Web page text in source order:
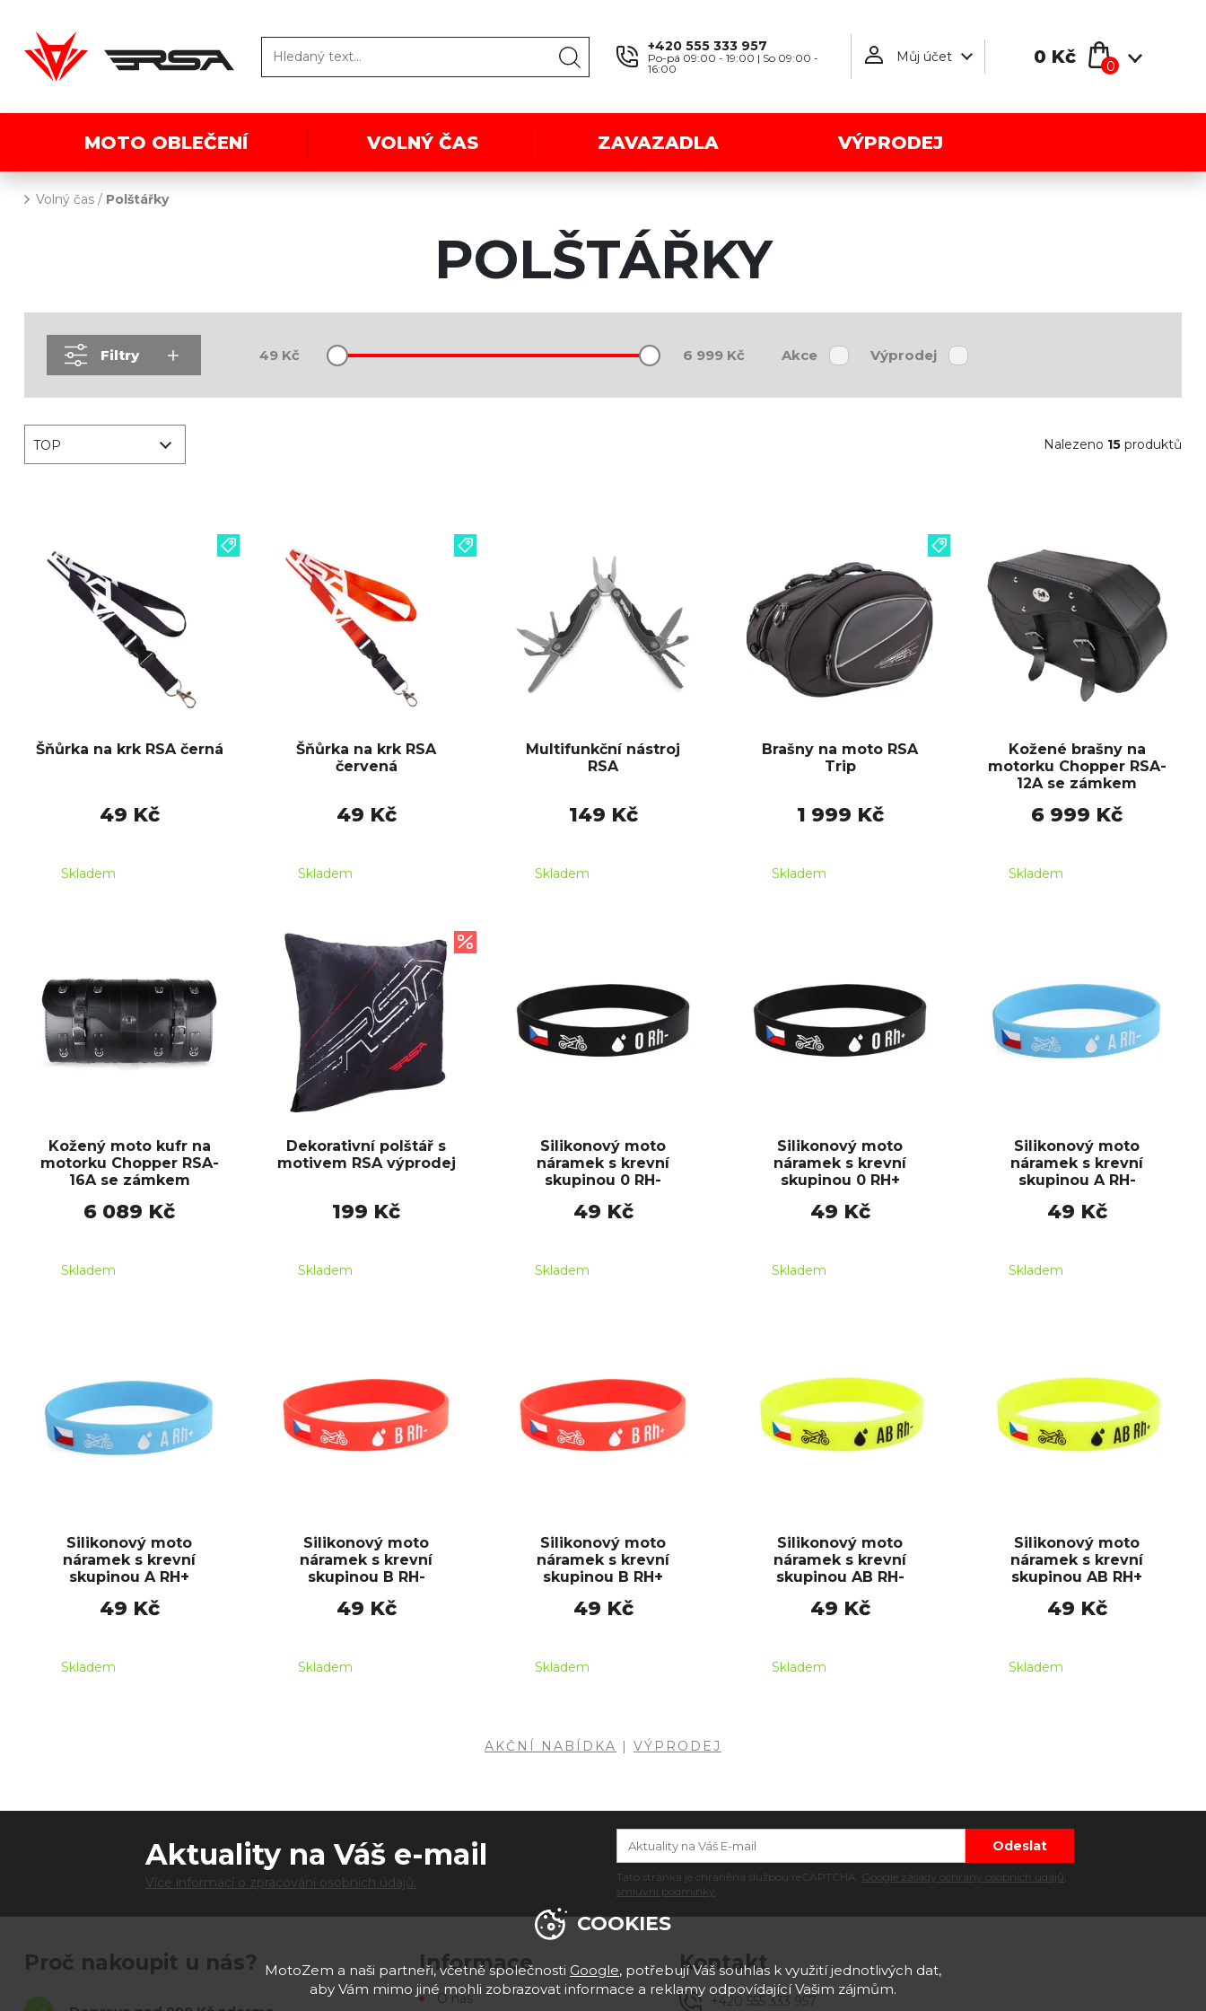
+420 555 333 957
Po-pá 09:00 - 19:00 | So 09:00 -
16:00
Můj účet 0 Kč 0
MOTO OBLEČENÍ VOLNÝ ČAS ZAVAZADLA VÝPRODEJ
Volný čas / Polštářky
POLŠTÁŘKY
Filtry 49 Kč 6 999 Kč Akce Výprodej
Nalezeno 15 produktů
TOP
Šňůrka na krk RSA černá
49 Kč
Skladem
Šňůrka na krk RSA
červená
49 Kč
Skladem
Multifunkční nástroj
RSA
149 Kč
Skladem
Brašny na moto RSA
Trip
1 999 Kč
Skladem
Kožené brašny na
motorku Chopper RSA-
12A se zámkem
6 999 Kč
Skladem
Kožený moto kufr na
motorku Chopper RSA-
16A se zámkem
6 089 Kč
Skladem
Dekorativní polštář s
motivem RSA výprodej
199 Kč
Skladem
Silikonový moto
náramek s krevní
skupinou 0 RH-
49 Kč
Skladem
Silikonový moto
náramek s krevní
skupinou 0 RH+
49 Kč
Skladem
Silikonový moto
náramek s krevní
skupinou A RH-
49 Kč
Skladem
Silikonový moto
náramek s krevní
skupinou A RH+
49 Kč
Skladem
Silikonový moto
náramek s krevní
skupinou B RH-
49 Kč
Skladem
Silikonový moto
náramek s krevní
skupinou B RH+
49 Kč
Skladem
Silikonový moto
náramek s krevní
skupinou AB RH-
49 Kč
Skladem
Silikonový moto
náramek s krevní
skupinou AB RH+
49 Kč
Skladem
AKČNÍ NABÍDKA | VÝPRODEJ
Aktuality na Váš e-mail
Více informací o zpracování osobních údajů. Tato stránka je chráněna službou reCAPTCHA. Google zásady ochrany osobních údajů
smluvní podmínky
Proč nakoupit u nás? Informace
O nás
Kontakt
+420 555 333 957
COOKIES
MotoZem a naši partneři, včetně společnosti Google, potřebují Váš souhlas k využití jednotlivých dat,
aby Vám mimo jiné mohli zobrazovat informace a reklamy odpovídající Vašim zájmům.